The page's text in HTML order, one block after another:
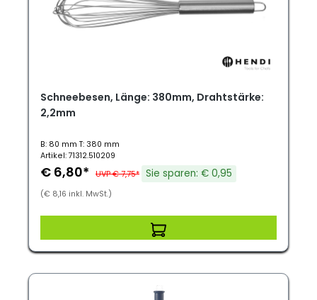
Schneebesen, Länge: 380mm, Drahtstärke:
2,2mm
B: 80 mm T: 380 mm
Artikel: 71312.510209
€ 6,80* UVP € 7,75* Sie sparen: € 0,95
(€ 8,16 inkl. MwSt.)